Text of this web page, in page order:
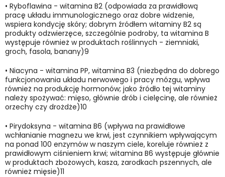
• Ryboflawina - witamina B2 (odpowiada za prawidłową
pracę układu immunologicznego oraz dobre widzenie,
wspiera kondycję skóry; dobrym źródłem witaminy B2 są
produkty odzwierzęce, szczególnie podroby, ta witamina B
występuje również w produktach roślinnych - ziemniaki,
groch, fasola, banany)9
• Niacyna - witamina PP, witamina B3 (niezbędna do dobrego
funkcjonowania układu nerwowego i pracy mózgu, wpływa
również na produkcję hormonów; jako źródło tej witaminy
należy spożywać: mięso, głównie drób i cielęcinę, ale również
orzechy czy drożdże)10
• Pirydoksyna - witamina B6 (wpływa na prawidłowe
wchłanianie magnezu we krwi, jest czynnikiem wpływającym
na ponad 100 enzymów w naszym ciele, koreluje również z
prawidłowym ciśnieniem krwi; witamina B6 występuje głównie
w produktach zbożowych, kasza, zarodkach pszennych, ale
również mięsie)11